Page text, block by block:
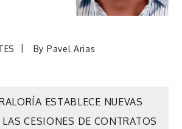
By Pavel Arias
ESTABLECE NUEVAS
LAS CESIONES DE CONTRATOS